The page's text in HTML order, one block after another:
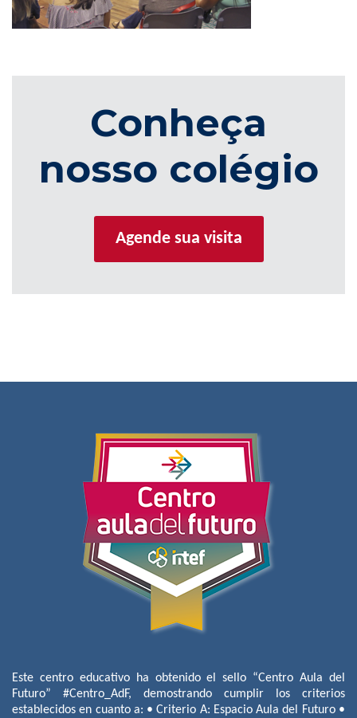
Conheça
nosso colégio
Agende sua visita
Este centro educativo ha obtenido el sello “Centro Aula del
Futuro” #Centro_AdF, demostrando cumplir los criterios
establecidos en cuanto a: • Criterio A: Espacio Aula del Futuro •